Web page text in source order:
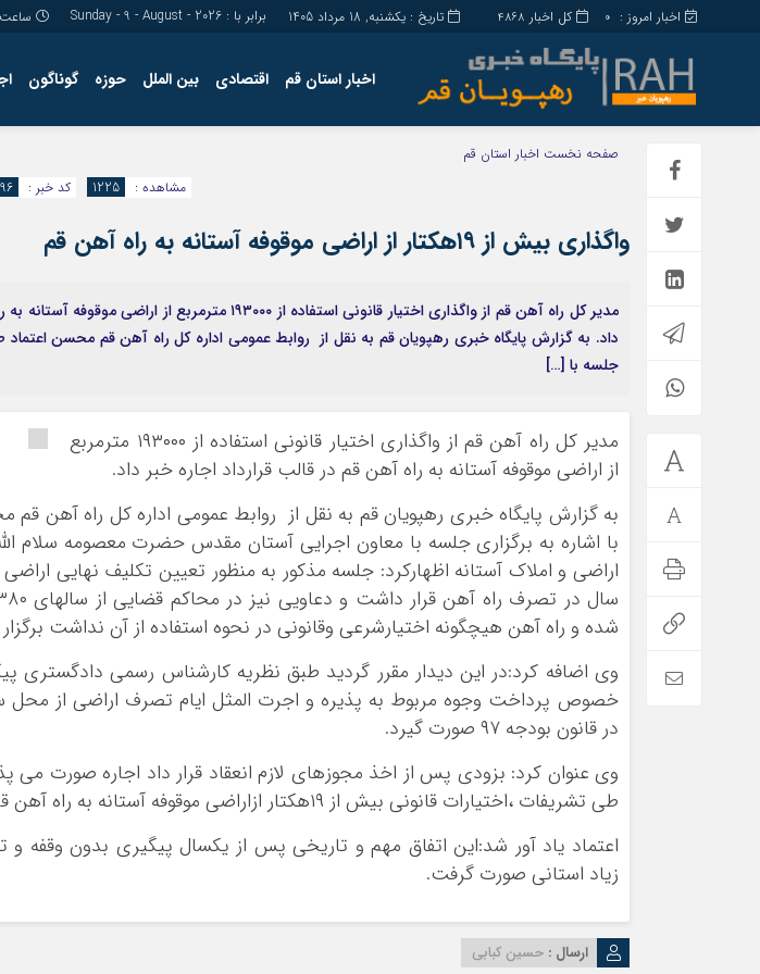
کل اخبار 4868 اخبار امروز : 0 تاریخ : یکشنبه, 18 مرداد 1405 برابر با : Sunday - 9 - August - 2026
اخبار استان قم اقتصادی بین الملل حوزه گوناگون
صفحه نخست اخبار استان قم
کد خبر : مشاهده : 1225
واگذاری بیش از ۱۹هکتار از اراضی موقوفه آستانه به راه آهن قم
مدیر کل راه آهن قم از واگذاری اختیار قانونی استفاده از ۱۹۳۰۰۰
داد. به گزارش پایگاه خبری رهپویان قم به نقل از روابط عمومی اداره کل راه آهن قم محسن
جلسه با […]
مدیر کل راه آهن قم از واگذاری اختیار قانونی استفاده از ۱۹۳۰۰۰ مترمربع
از اراضی موقوفه آستانه به راه آهن قم در قالب قرارداد اجاره خبر داد.
به گزارش پایگاه خبری رهپویان قم به نقل از روابط عمومی اداره کل راه آهن
با اشاره به برگزاری جلسه با معاون اجرایی آستان مقدس حضرت معصومه سلام
شده و راه آهن هیچگونه اختیارشرعی وقانونی در نحوه استفاده از آن نداشت
وی اضافه کرد:در این دیدار مقرر گردید طبق نظریه کارشناس رسمی دادگستری
خصوص پرداخت وجوه مربوط به پذیره و اجرت المثل ایام تصرف اراضی از
در قانون بودجه ۹۷ صورت گیرد.
وی عنوان کرد: بزودی پس از اخذ مجوزهای لازم انعقاد قرار داد اجاره صورت می
طی تشریفات ،اختیارات قانونی بیش از ۱۹هکتار ازاراضی موقوفه آستانه به راه آهن قم واگذارمیشود.
اعتماد یاد آور شد:این اتفاق مهم و تاریخی پس از یکسال پیگیری بدون وقفه و
زیاد استانی صورت گرفت.
ارسال : حسین کبابی